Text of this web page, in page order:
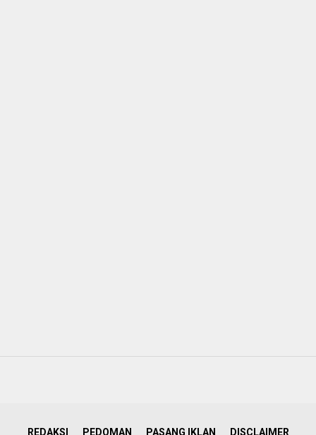
REDAKSI PEDOMAN PASANG IKLAN DISCLAIMER